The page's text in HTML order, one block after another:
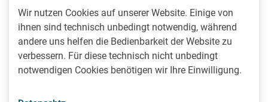
Low bee visitation rates explain pollinator shifts to
vertebrates in tropical mountains. Agnes S. Dellinger, Rocío
Pérez-Barrales, Fabián A. Michelangeli, Darin S. Penneys,
Diana M. Fernández-Fernández, Jürg Schönenberger
Wir nutzen Cookies auf unserer Website. Einige von
ihnen sind technisch unbedingt notwendig, während
andere uns helfen die Bedienbarkeit der Website zu
verbessern. Für diese technisch nicht unbedingt
notwendigen Cookies benötigen wir Ihre Einwilligung.